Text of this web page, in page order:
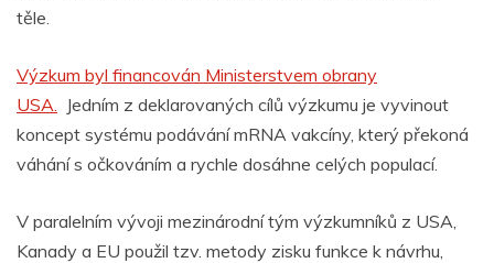
těle.
Výzkum byl financován Ministerstvem obrany
USA.
Jedním z deklarovaných cílů výzkumu je vyvinout
koncept systému podávání mRNA vakcíny, který překoná
váhání s očkováním a rychle dosáhne celých populací.
V paralelním vývoji mezinárodní tým výzkumníků z USA,
Kanady a EU použil tzv. metody zisku funkce k návrhu,